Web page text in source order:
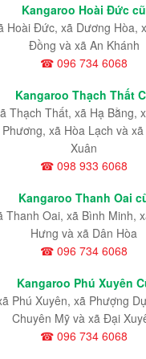
Kangaroo Hoài Đức cũ
Hoài Đức, xã Dương Hòa,
Đồng và xã An Khánh
☎ 096 734 6068
Kangaroo Thạch Thất
Thạch Thất, xã Hạ Bằng,
Phương, xã Hòa Lạch và xã
Xuân
☎ 098 933 6068
Kangaroo Thanh Oai
Thanh Oai, xã Bình Minh,
Hưng và xã Dân Hòa
☎ 096 734 6068
Kangaroo Phú Xuyên
Phú Xuyên, xã Phượng
Chuyên Mỹ và xã Đại
☎ 096 734 6068